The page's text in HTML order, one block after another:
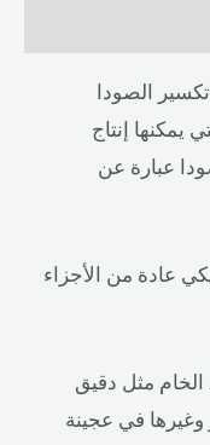
الصودا
يمكنها إنتاج
عبارة عن
عادة من الأجزاء
مثل دقيق
وغيرها في عجينة